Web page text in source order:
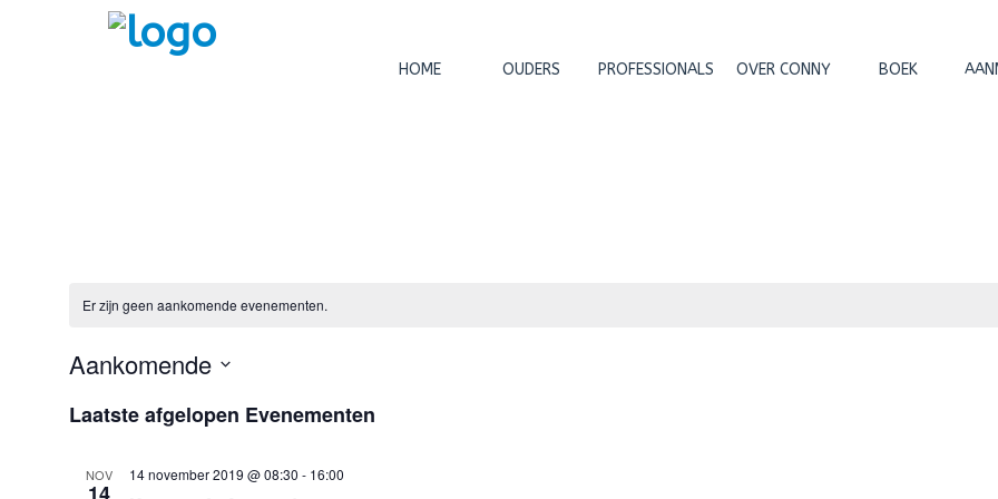
HOME OUDERS PROFESSIONALS OVER CONNY BOEK
Er zijn geen aankomende evenementen.
Aankomende
een
Laatste afgelopen Evenementen
NOV 14 november 2019 @ 08:30 - 16:00